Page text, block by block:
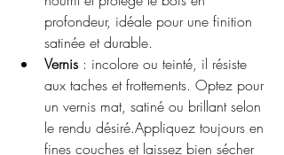
profondeur, idéale pour une finition
satinée et durable.
Vernis : incolore ou teinté, il résiste
aux taches et frottements. Optez pour
un vernis mat, satiné ou brillant selon
le rendu désiré.Appliquez toujours en
fines couches et laissez bien sécher